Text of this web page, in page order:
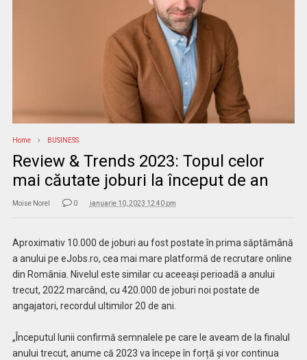
Home BUSINESS
Review & Trends 2023: Topul celor
mai căutate joburi la început de an
Moise Norel 0 ianuarie 10, 2023 12:40 pm
Aproximativ 10.000 de joburi au fost postate în prima săptămână
a anului pe eJobs.ro, cea mai mare platformă de recrutare online
din România. Nivelul este similar cu aceeași perioadă a anului
trecut, 2022 marcând, cu 420.000 de joburi noi postate de
angajatori, recordul ultimilor 20 de ani.
„Începutul lunii confirmă semnalele pe care le aveam de la finalul
anului trecut, anume că 2023 va începe în forță și vor continua